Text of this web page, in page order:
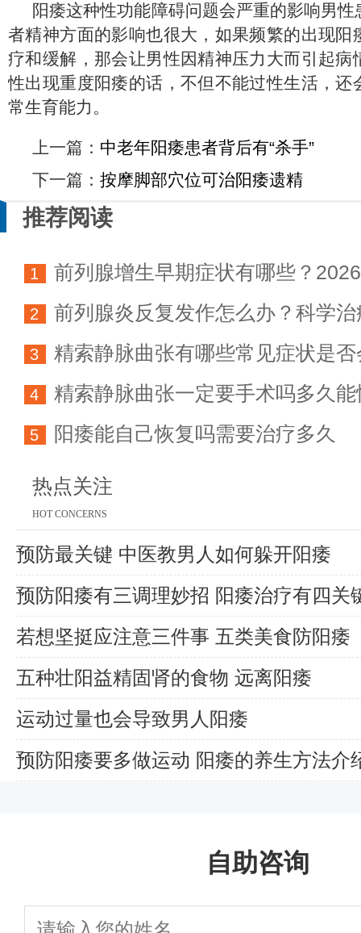
阳痿这种性功能障碍问题会严重的影响男
者精神方面的影响也很大，如果频繁的出现阳
疗和缓解，那会让男性因精神压力大而引起病
性出现重度阳痿的话，不但不能过性生活，还
常生育能力。
上一篇： 中老年阳痿患者背后有“杀手”
下一篇： 按摩脚部穴位可治阳痿遗精
推荐阅读
1
前列腺增生早期症状有哪些？
科学防治指南
2
前列腺炎反复发作怎么办？科学
方法详解
3
精索静脉曲张有哪些常见症状是
育能力
4 精索静脉曲张一定要手术吗多久能
5 阳痿能自己恢复吗需要治疗多久
热点关注
HOT CONCERNS
预防最关键 中医教男人如何躲开阳痿
预防阳痿有三调理妙招 阳痿治疗有四关
若想坚挺应注意三件事 五类美食防阳痿
五种壮阳益精固肾的食物 远离阳痿
运动过量也会导致男人阳痿
预防阳痿要多做运动 阳痿的养生方法介
自助咨询